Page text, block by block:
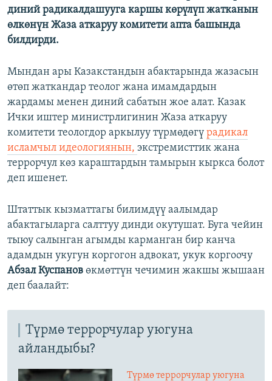
диний радикалдашууга каршы көрүлүп жатканын
өлкөнүн Жаза аткаруу комитети апта башында
билдирди.
Мындан ары Казакстандын абактарында жазасын
өтөп жаткандар теолог жана имамдардын
жардамы менен диний сабатын жое алат. Казак
Ички иштер министрлигинин Жаза аткаруу
комитети теологдор аркылуу түрмөдөгү радикал
исламчыл идеологиянын, экстремисттик жана
террорчул көз караштардын тамырын кыркса болот
деп ишенет.
Штаттык кызматтагы билимдүү аалымдар
абактагыларга салттуу динди окутушат. Буга чейин
тыюу салынган агымды карманган бир канча
адамдын укугун коргогон адвокат, укук коргоочу
Абзал Куспанов өкмөттүн чечимин жакшы жышаан
деп баалайт:
Түрмө террорчулар уюгуна
айландыбы?
Түрмө террорчулар уюгуна